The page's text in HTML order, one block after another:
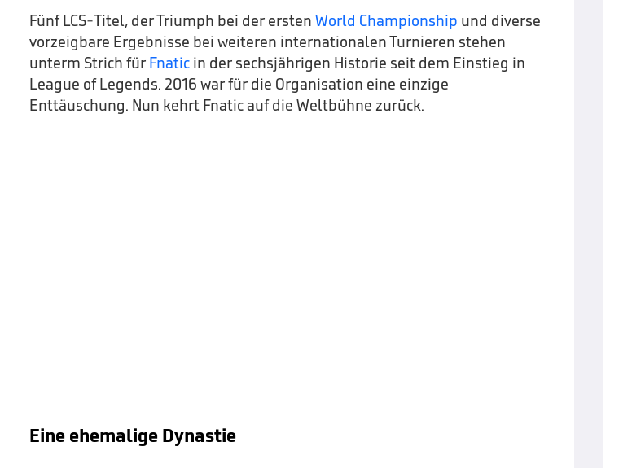
Fünf LCS-Titel, der Triumph bei der ersten World Championship und diverse
vorzeigbare Ergebnisse bei weiteren internationalen Turnieren stehen
unterm Strich für Fnatic in der sechsjährigen Historie seit dem Einstieg in
League of Legends. 2016 war für die Organisation eine einzige
Enttäuschung. Nun kehrt Fnatic auf die Weltbühne zurück.
Eine ehemalige Dynastie